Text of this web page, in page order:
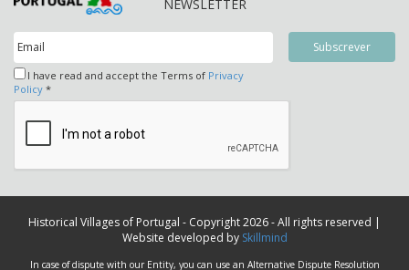
NEWSLETTER
I have read and accept the Terms of Privacy
Policy *
Historical Villages of Portugal - Copyright 2026 - All rights reserved |
Website developed by Skillmind
In case of dispute with our Entity, you can use an Alternative Dispute Resolution